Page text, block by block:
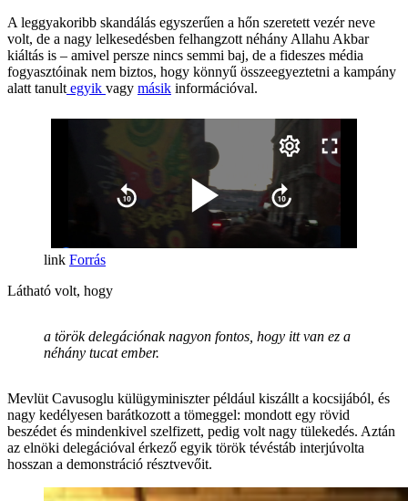
A leggyakoribb skandálás egyszerűen a hőn szeretett vezér neve
volt, de a nagy lelkesedésben felhangzott néhány Allahu Akbar
kiáltás is – amivel persze nincs semmi baj, de a fideszes média
fogyasztóinak nem biztos, hogy könnyű összeegyeztetni a kampány
alatt tanult egyik vagy másik információval.
Forrás
Látható volt, hogy
a török delegációnak nagyon fontos, hogy itt van ez a
néhány tucat ember.
Mevlüt Cavusoglu külügyminiszter például kiszállt a kocsijából, és
nagy kedélyesen barátkozott a tömeggel: mondott egy rövid
beszédet és mindenkivel szelfizett, pedig volt nagy tülekedés. Aztán
az elnöki delegációval érkező egyik török tévéstáb interjúvolta
hosszan a demonstráció résztvevőit.